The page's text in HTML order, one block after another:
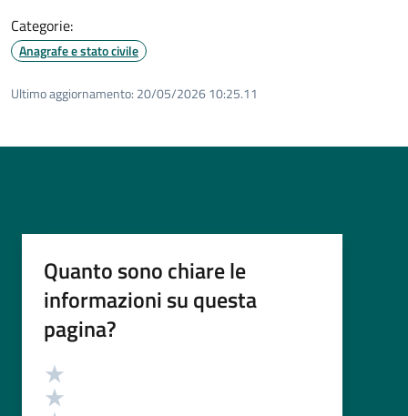
Categorie:
Anagrafe e stato civile
Ultimo aggiornamento: 20/05/2026 10:25.11
Quanto sono chiare le
informazioni su questa
pagina?
Valutazione